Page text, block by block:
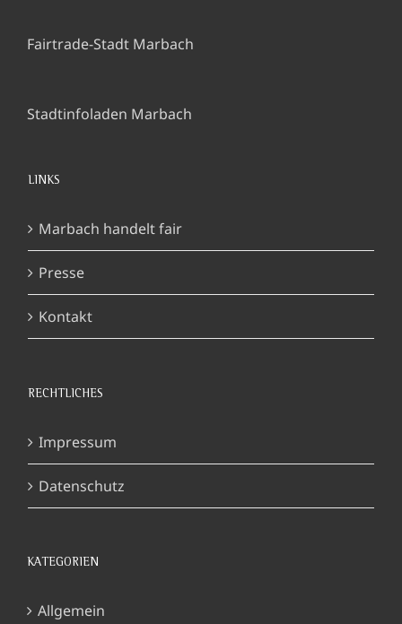
Fairtrade-Stadt Marbach
Stadtinfoladen Marbach
LINKS
Marbach handelt fair
Presse
Kontakt
RECHTLICHES
Impressum
Datenschutz
KATEGORIEN
Allgemein